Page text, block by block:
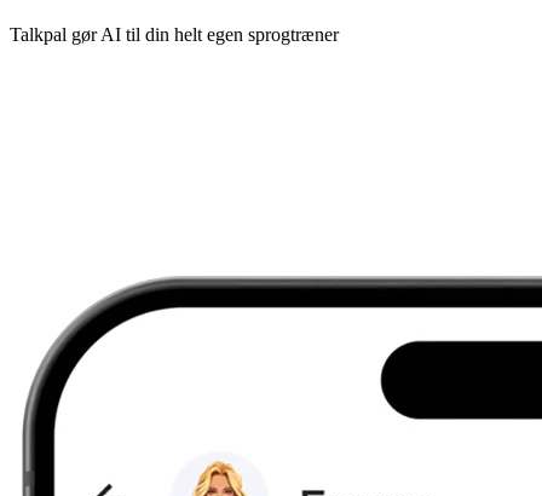
Talkpal gør AI til din helt egen sprogtræner